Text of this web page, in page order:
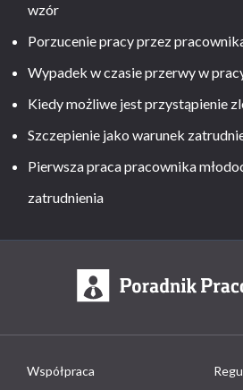
wzór
Porzucenie pracy przez
Wypadek w czasie przerwy w
Kiedy możliwe jest przystąpienie
Szczepienie jako warunek
Pierwsza praca pracownika
zatrudnienia
Współpraca